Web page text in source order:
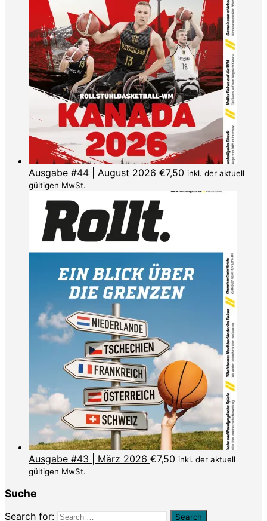
Ausgabe #44 | August 2026 €7,50 inkl. der aktuell
gültigen MwSt.
Ausgabe #43 | März 2026 €7,50 inkl. der aktuell
gültigen MwSt.
Suche
Search for: